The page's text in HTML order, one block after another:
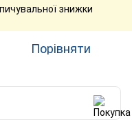
знижки
Порівняти